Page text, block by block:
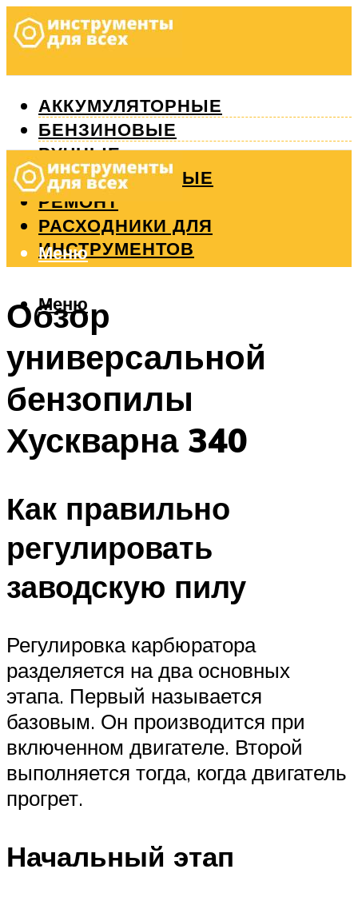
АККУМУЛЯТОРНЫЕ
БЕНЗИНОВЫЕ
РУЧНЫЕ
ИЗМЕРИТЕЛЬНЫЕ
РЕМОНТ
РАСХОДНИКИ ДЛЯ
ИНСТРУМЕНТОВ
Меню
Меню
Обзор
универсальной
бензопилы
Хускварна 340
Как правильно
регулировать
заводскую пилу
Регулировка карбюратора
разделяется на два основных
этапа. Первый называется
базовым. Он производится при
включенном двигателе. Второй
выполняется тогда, когда двигатель
прогрет.
Начальный этап